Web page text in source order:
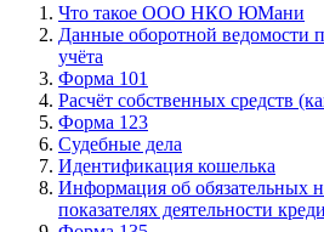
Что такое ООО НКО ЮМани
Данные оборотной ведомости
учёта
Форма 101
Расчёт собственных средств
Форма 123
Судебные дела
Идентификация кошелька
Информация об обязательных
показателях деятельности